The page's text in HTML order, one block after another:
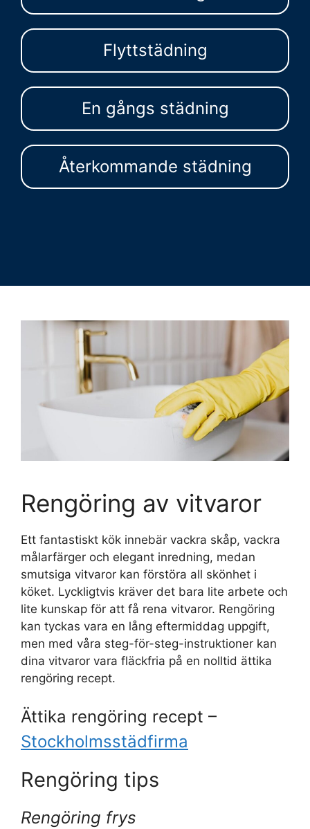
Flyttstädning
En gångs städning
Återkommande städning
Rengöring av vitvaror
Ett fantastiskt kök innebär vackra skåp, vackra
målarfärger och elegant inredning, medan
smutsiga vitvaror kan förstöra all skönhet i
köket. Lyckligtvis kräver det bara lite arbete och
lite kunskap för att få rena vitvaror. Rengöring
kan tyckas vara en lång eftermiddag uppgift,
men med våra steg-för-steg-instruktioner kan
dina vitvaror vara fläckfria på en nolltid ättika
rengöring recept.
Ättika rengöring recept –
Stockholmsstädfirma
Rengöring tips
Rengöring frys